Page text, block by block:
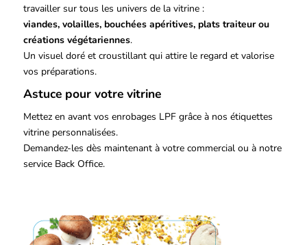
travailler sur tous les univers de la vitrine :
viandes, volailles, bouchées apéritives, plats traiteur ou
créations végétariennes.
Un visuel doré et croustillant qui attire le regard et valorise
vos préparations.
Astuce pour votre vitrine
Mettez en avant vos enrobages LPF grâce à nos étiquettes
vitrine personnalisées.
Demandez-les dès maintenant à votre commercial ou à notre
service Back Office.